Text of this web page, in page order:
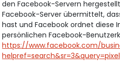
den Facebook-Servern
Facebook-Server übermittelt,
hast und Facebook ordnet diese
persönlichen Facebook-
https://www.facebook.com/
helpref=search&sr=3&query=pixel